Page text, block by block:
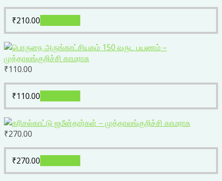
₹210.00
₹110.00
₹110.00
₹270.00
₹270.00